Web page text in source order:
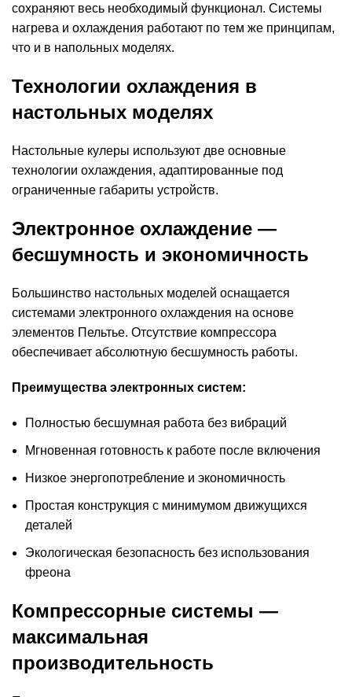
сохраняют весь необходимый функционал. Системы
нагрева и охлаждения работают по тем же принципам,
что и в напольных моделях.
Технологии охлаждения в
настольных моделях
Настольные кулеры используют две основные
технологии охлаждения, адаптированные под
ограниченные габариты устройств.
Электронное охлаждение —
бесшумность и экономичность
Большинство настольных моделей оснащается
системами электронного охлаждения на основе
элементов Пельтье. Отсутствие компрессора
обеспечивает абсолютную бесшумность работы.
Преимущества электронных систем:
Полностью бесшумная работа без вибраций
Мгновенная готовность к работе после включения
Низкое энергопотребление и экономичность
Простая конструкция с минимумом движущихся
деталей
Экологическая безопасность без использования
фреона
Компрессорные системы —
максимальная
производительность